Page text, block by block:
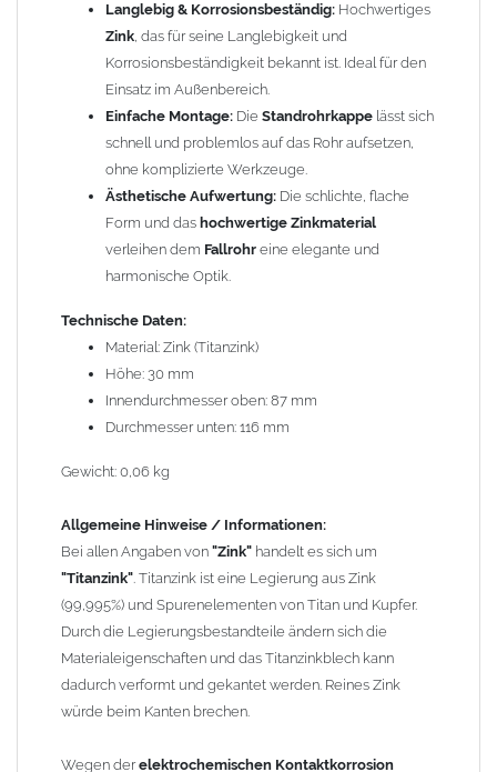
Allgemeine Hinweise / Informationen:
Bei allen Angaben von
"Zink"handelt es sich um "Titanzink"
Titanzink ist eine Legierung aus Zink (99,995%) und
Spurenelementen von Titan und Kupfer. Durch die
Legierungsbestandteile ändern sich die Materialeigenschaften
und das Titanzinkblech kann dadurch verformt und gekantet
werden. Reines Zink würde beim Kanten brechen.
elektrochemischen Kontaktkorrosion
dürfen
Kupferbauteile nicht mit Zink, Aluminium oder verzinkten
durch Kupferionen stark angegriffen, insbesondere wenn
Regenwasser von Kupfer auf sie fließt. Lösung: Materialien
trennen (z. B. durch Trennstreifen oder Beschichtungen) und den
Wasserfluss so lenken, dass er nur von Zink, Aluminium und
verzinkten Bauteilen in Richtung Kupfer verläuft.
können miteinander verbaut werden, da sie in der
Kupfer kann mit Edelstahl und Blei kombiniert werden, da keine
erhebliche Kontaktkorrosion auftritt.
Einbauhinweis bei altengelöteten und gefalzten
Regenfallrohren (Rohre hergestellt vor 2000): Der Umbau bei
gefalzten Alu-, Kupferrohren und gelöteten Zinkrohren ist oft
etwas schwierig, da diese nicht so passgenau sind wie heutige
lasergeschweißte Rohre. Maßabweichungen von 1–2 mm sind
Langlebig & Korrosionsbeständig: Hochwertiges
Zink, das für seine Langlebigkeit und
Korrosionsbeständigkeit bekannt ist. Ideal für den
Einsatz im Außenbereich.
Einfache Montage: Die Standrohrkappe lässt sich
schnell und problemlos auf das Rohr aufsetzen,
ohne komplizierte Werkzeuge.
Ästhetische Aufwertung: Die schlichte, flache
Form und das hochwertige Zinkmaterial
verleihen dem Fallrohr eine elegante und
harmonische Optik.
Technische Daten:
Material: Zink (Titanzink)
Höhe: 30 mm
Innendurchmesser oben: 87 mm
Durchmesser unten: 116 mm
Gewicht: 0,06 kg
Allgemeine Hinweise / Informationen:
Bei allen Angaben von "Zink" handelt es sich um
"Titanzink". Titanzink ist eine Legierung aus Zink
(99,995%) und Spurenelementen von Titan und Kupfer.
Durch die Legierungsbestandteile ändern sich die
Materialeigenschaften und das Titanzinkblech kann
dadurch verformt und gekantet werden. Reines Zink
würde beim Kanten brechen.
Wegen derelektrochemischen Kontaktkorrosion